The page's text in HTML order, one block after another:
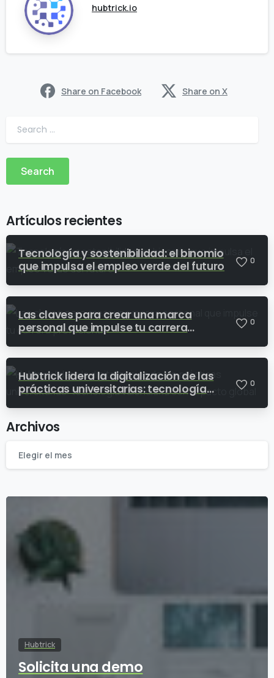
hubtrick.io
Share on Facebook Share on X
Artículos recientes
Tecnología y sostenibilidad: el binomio
que impulsa el empleo verde del futuro
0
Las claves para crear una marca
personal que impulse tu carrera
0
Hubtrick lidera la digitalización de las
prácticas universitarias: tecnología
0
Archivos
Elegir el mes
Hubtrick
Solicita una demo